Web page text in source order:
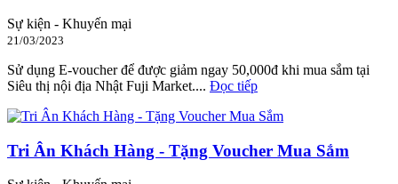
Sự kiện - Khuyến mại
21/03/2023
Sử dụng E-voucher để được giảm ngay 50,000đ khi mua sắm tại
Siêu thị nội địa Nhật Fuji Market.... Đọc tiếp
Tri Ân Khách Hàng - Tặng Voucher Mua Sắm